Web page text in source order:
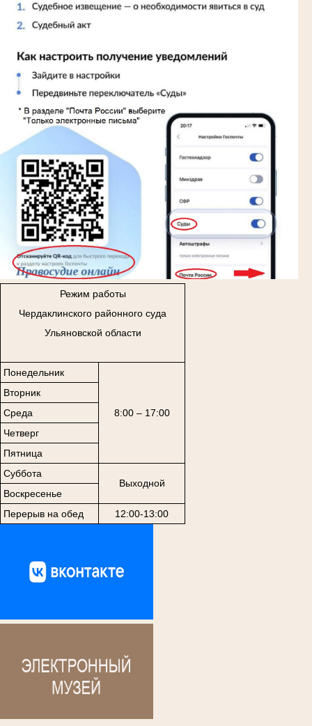
Режим работы
Чердаклинского районного суда
Ульяновской области
Понедельник
8:00 – 17:00
Вторник
Среда
Четверг
Пятница
Суббота
Выходной
Воскресенье
Перерыв на обед
12:00-13:00